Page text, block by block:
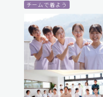
チームで着よう